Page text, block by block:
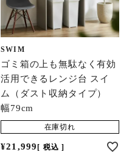
SWIM
ゴミ箱の上も無駄なく有効
活用できるレンジ台 スイ
ム（ダスト収納タイプ）
幅79cm
在庫切れ
¥21,999 税込